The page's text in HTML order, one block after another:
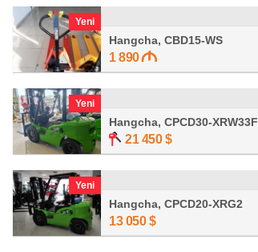
Yeni
Hangcha, CBD15-WS
1 890
Yeni
Hangcha, CPCD30-XRW33F
21 450 $
Yeni
Hangcha, CPCD20-XRG2
13 050 $